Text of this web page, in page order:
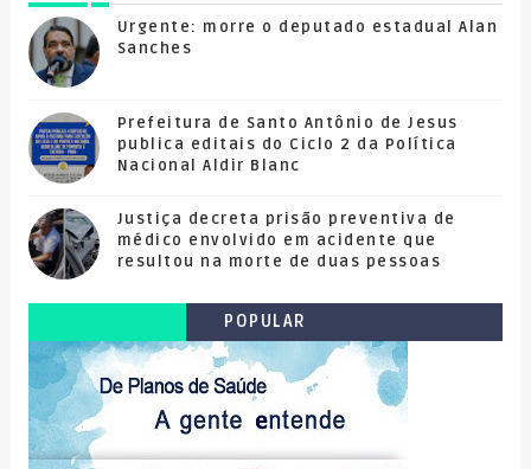
Urgente: morre o deputado estadual Alan
Sanches
Prefeitura de Santo Antônio de Jesus
publica editais do Ciclo 2 da Política
Nacional Aldir Blanc
Justiça decreta prisão preventiva de
médico envolvido em acidente que
resultou na morte de duas pessoas
POPULAR